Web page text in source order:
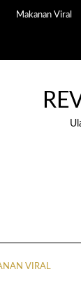
Makanan Viral
VIRAL